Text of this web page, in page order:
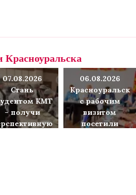
Красноуральска
07.08.2026
Стань
КМТ
– получи
06.08.2026
Красноуральск
с рабочим
визитом
посетили